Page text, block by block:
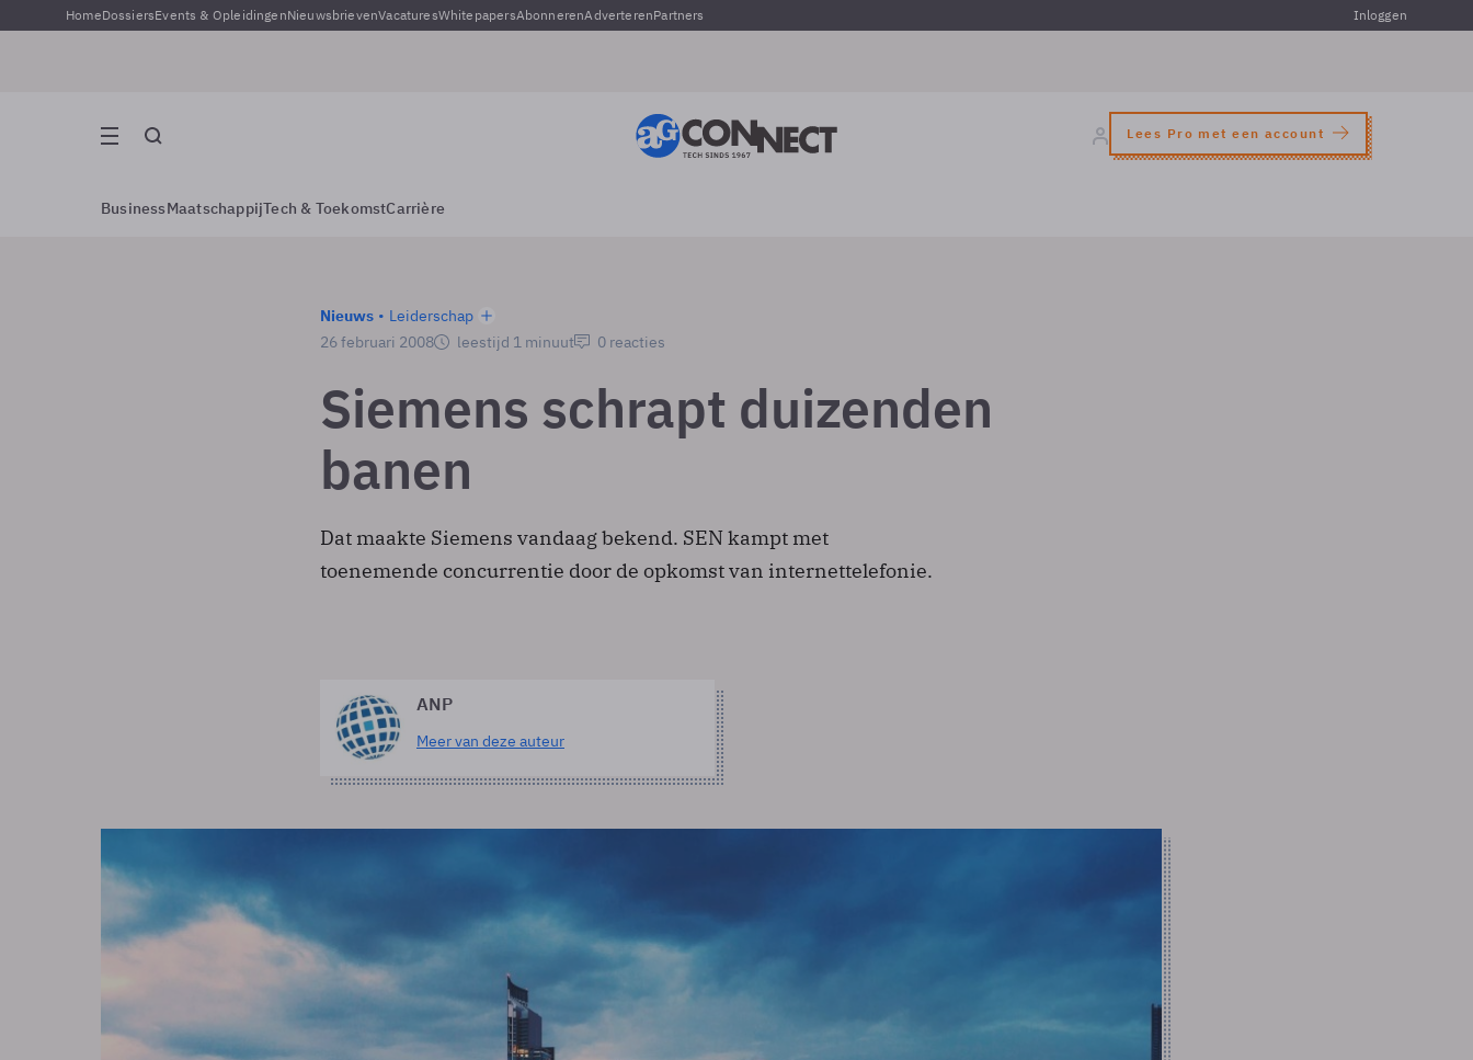
HomeDossiersEvents & OpleidingenNieuwsbrievenVacaturesWhitepapersAbonnerenAdverterenPartners Inloggen
Lees Pro met een account
BusinessMaatschappijTech & ToekomstCarrière
Nieuws
Leiderschap
26 februari 2008
leestijd 1 minuut 0 reacties
Siemens schrapt duizenden
banen
Dat maakte Siemens vandaag bekend. SEN kampt met
toenemende concurrentie door de opkomst van internettelefonie.
ANP
Meer van deze auteur